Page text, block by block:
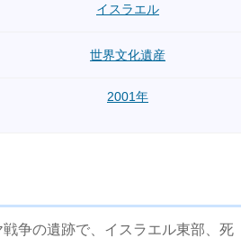
イスラエル
世界文化遺産
2001年
争の遺跡で、イスラエル東部、死